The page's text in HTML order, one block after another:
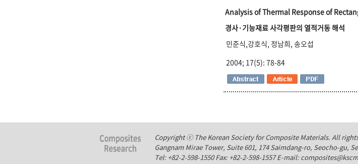
Analysis of Thermal Response of
경사·기능재료 사각평판의 열적거동 해석
민준식,강호식, 정남희, 송오섭
2004; 17(5): 78-84
Copyright ⓒ The Korean Society for Composite Materials. All
Gangnam Mirae Tower, Suite 601, 174 Saimdang-ro, Seocho-gu,
Tel: +82-2-598-1550 Fax: +82-2-598-1557 E-mail: